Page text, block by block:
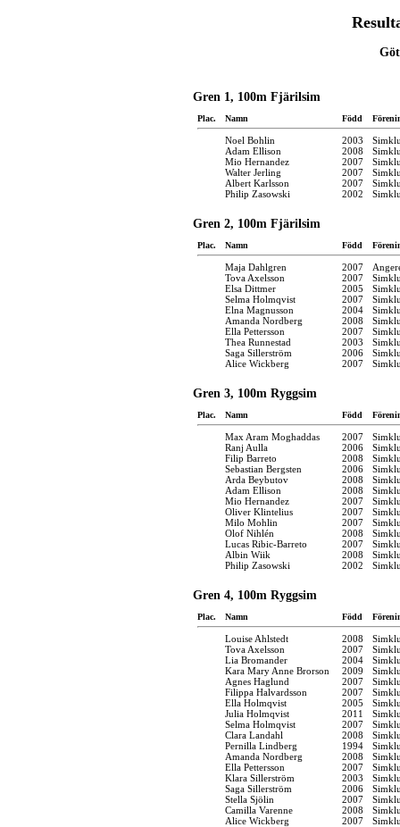
Gren 1, 100m Fjärilsim
Plac. Namn Född
Noel Bohlin 2003
Adam Ellison
2008
Mio Hernandez
2007
Walter Jerling
2007
Albert Karlsson
2007
Philip Zasowski
2002
Gren 2, 100m Fjärilsim
Plac. Namn Född
Maja Dahlgren 2007
Tova Axelsson
2007
Elsa Dittmer
2005
Selma Holmqvist
2007
Elna Magnusson
2004
Amanda Nordberg
2008
Ella Pettersson
2007
Thea Runnestad
2003
Saga Sillerström
2006
Alice Wickberg
2007
Gren 3, 100m Ryggsim
Plac. Namn Född
Max Aram Moghaddas 2007
Ranj Aulla
2006
Filip Barreto
2008
Sebastian Bergsten
2006
Arda Beybutov
2008
Adam Ellison
2008
Mio Hernandez
2007
Oliver Klintelius
2007
Milo Mohlin
2007
Olof Nihlén
2008
Lucas Ribic-Barreto
2007
Albin Wiik
2008
Philip Zasowski
2002
Gren 4, 100m Ryggsim
Plac. Namn Född
Louise Ahlstedt 2008
Tova Axelsson
2007
Lia Bromander
2004
Kara Mary Anne Brorson
2009
Agnes Haglund
2007
Filippa Halvardsson
2007
Ella Holmqvist
2005
Julia Holmqvist
2011
Selma Holmqvist
2007
Clara Landahl
2008
Pernilla Lindberg
1994
Amanda Nordberg
2008
Ella Pettersson
2007
Klara Sillerström
2003
Saga Sillerström
2006
Stella Sjölin
2007
Camilla Varenne
2008
Alice Wickberg
2007